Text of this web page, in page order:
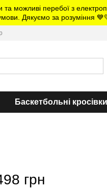
та можливі перебої з
Дякуємо за розуміння
Баскетбольні кросівки
грн